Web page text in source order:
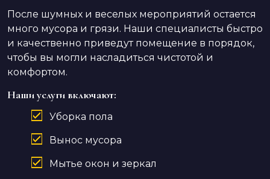
После шумных и веселых мероприятий остается
много мусора и грязи. Наши специалисты быстро
и качественно приведут помещение в порядок,
чтобы вы могли насладиться чистотой и
комфортом.
Наши услуги включают:
Уборка пола
Вынос мусора
Мытье окон и зеркал